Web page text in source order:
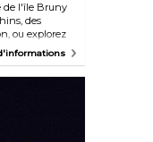
de l'île Bruny
des
ou explorez
admirer